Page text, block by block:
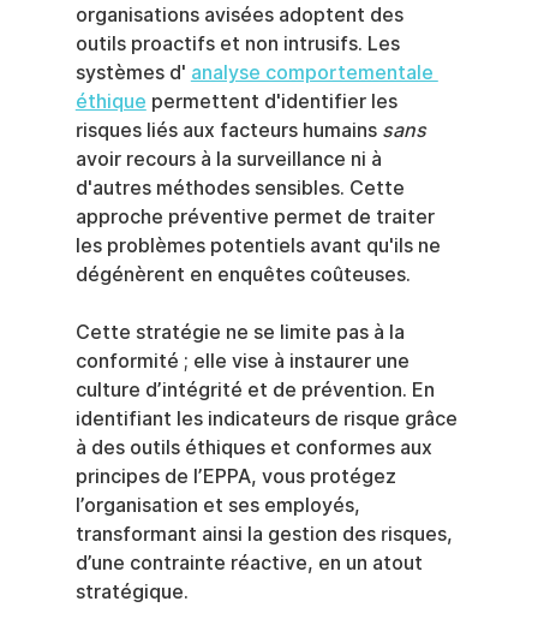
organisations avisées adoptent des
outils proactifs et non intrusifs. Les
systèmes d' analyse comportementale
éthique permettent d'identifier les
risques liés aux facteurs humains sans
avoir recours à la surveillance ni à
d'autres méthodes sensibles. Cette
approche préventive permet de traiter
les problèmes potentiels avant qu'ils ne
dégénèrent en enquêtes coûteuses.
Cette stratégie ne se limite pas à la
conformité ; elle vise à instaurer une
culture d’intégrité et de prévention. En
identifiant les indicateurs de risque grâce
à des outils éthiques et conformes aux
principes de l’EPPA, vous protégez
l’organisation et ses employés,
transformant ainsi la gestion des risques,
d’une contrainte réactive, en un atout
stratégique.